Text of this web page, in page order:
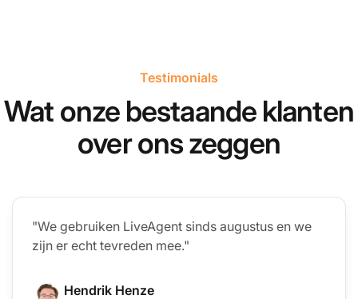
Testimonials
Wat onze bestaande klanten
over ons zeggen
"We gebruiken LiveAgent sinds augustus en we
zijn er echt tevreden mee."
Hendrik Henze